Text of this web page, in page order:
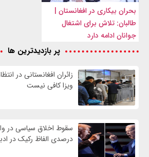
بحران بیکاری در افغانستان |
طالبان: تلاش برای اشتغال
جوانان ادامه دارد
پر بازدیدترین ها
ویزا کافی نیست
درصدی الفاظ رکیک در